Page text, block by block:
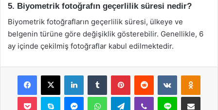
5. Biyometrik fotoğrafın geçerlilik süresi nedir?
Biyometrik fotoğrafların geçerlilik süresi, ülkeye ve
belgenin türüne göre değişiklik gösterebilir. Genellikle, 6
ay içinde çekilmiş fotoğraflar kabul edilmektedir.
Facebook
X LinkedInTumblr PinterestReddit VKontakte
Pocket Skype MessengerWhatsAppTelegramViber Line E-Posta ile